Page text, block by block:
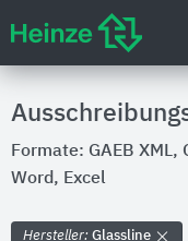
Formate: GAEB XML,
Word, Excel
Hersteller: Glassline